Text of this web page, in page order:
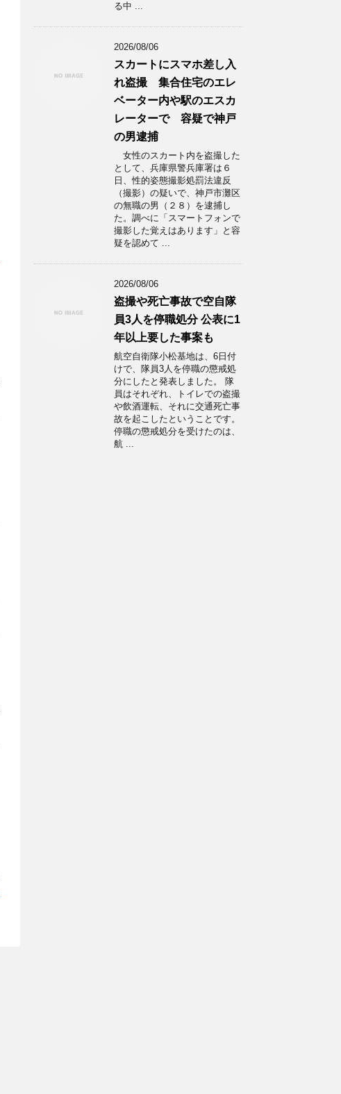
る中 ...
2026/08/06
スカートにスマホ差し入
れ盗撮 集合住宅のエレ
ベーター内や駅のエスカ
レーターで 容疑で神戸
の男逮捕
女性のスカート内を盗撮した
として、兵庫県警兵庫署は６
日、性的姿態撮影処罰法違反
（撮影）の疑いで、神戸市灘区
の無職の男（２８）を逮捕し
た。調べに「スマートフォンで
撮影した覚えはあります」と容
疑を認めて ...
2026/08/06
盗撮や死亡事故で空自隊
員3人を停職処分 公表に1
年以上要した事案も
航空自衛隊小松基地は、6日付
けで、隊員3人を停職の懲戒処
分にしたと発表しました。 隊
員はそれぞれ、トイレでの盗撮
や飲酒運転、それに交通死亡事
故を起こしたということです。
停職の懲戒処分を受けたのは、
航 ...